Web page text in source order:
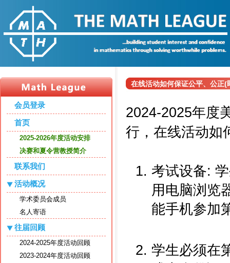
会员登录
首页
2025-2026年度活动安排
决赛和夏令营教授简介
联系我们
活动概况
学术委员会成员
名人寄语
往届回顾
2024-2025年度活动回顾
2023-2024年度活动回顾
在线活动如何保证公平、公正(
2024-2025年度
行，在线活动如
考试设备:
用电脑浏览
能手机参加
学生必须在